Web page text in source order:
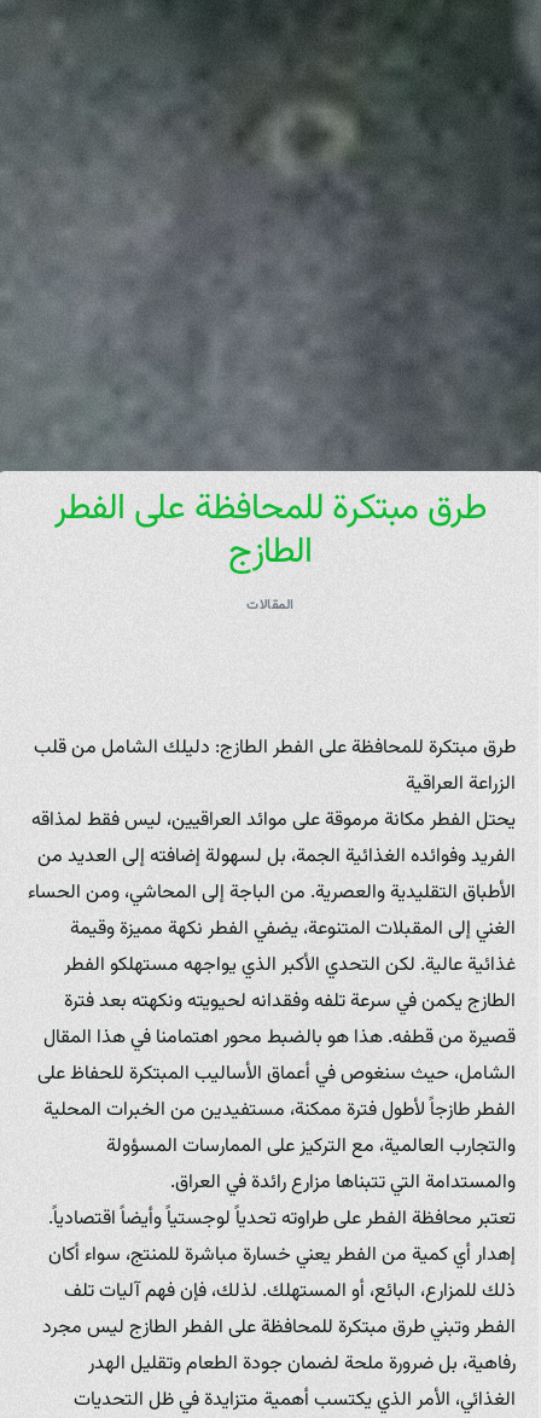
طرق مبتكرة للمحافظة على الفطر
الطازج
المقالات
طرق مبتكرة للمحافظة على الفطر الطازج: دليلك الشامل من قلب
الزراعة العراقية
يحتل الفطر مكانة مرموقة على موائد العراقيين، ليس فقط لمذاقه
الفريد وفوائده الغذائية الجمة، بل لسهولة إضافته إلى العديد من
الأطباق التقليدية والعصرية. من الباجة إلى المحاشي، ومن الحساء
الغني إلى المقبلات المتنوعة، يضفي الفطر نكهة مميزة وقيمة
غذائية عالية. لكن التحدي الأكبر الذي يواجهه مستهلكو الفطر
الطازج يكمن في سرعة تلفه وفقدانه لحيويته ونكهته بعد فترة
قصيرة من قطفه. هذا هو بالضبط محور اهتمامنا في هذا المقال
الشامل، حيث سنغوص في أعماق الأساليب المبتكرة للحفاظ على
الفطر طازجاً لأطول فترة ممكنة، مستفيدين من الخبرات المحلية
والتجارب العالمية، مع التركيز على الممارسات المسؤولة
والمستدامة التي تتبناها مزارع رائدة في العراق.
تعتبر محافظة الفطر على طراوته تحدياً لوجستياً وأيضاً اقتصادياً.
إهدار أي كمية من الفطر يعني خسارة مباشرة للمنتج، سواء أكان
ذلك للمزارع، البائع، أو المستهلك. لذلك، فإن فهم آليات تلف
الفطر وتبني طرق مبتكرة للمحافظة على الفطر الطازج ليس مجرد
رفاهية، بل ضرورة ملحة لضمان جودة الطعام وتقليل الهدر
الغذائي، الأمر الذي يكتسب أهمية متزايدة في ظل التحديات